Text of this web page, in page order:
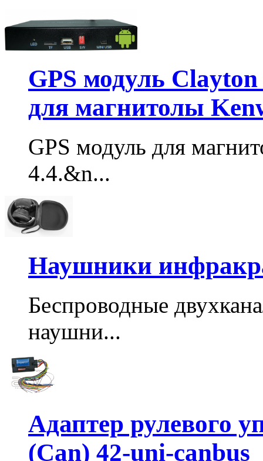
GPS модуль
для магнитолы
GPS модуль для
4.4.&n...
Наушники
Беспроводные
наушни...
Адаптер рулевого
(Can) 42-uni-canbus